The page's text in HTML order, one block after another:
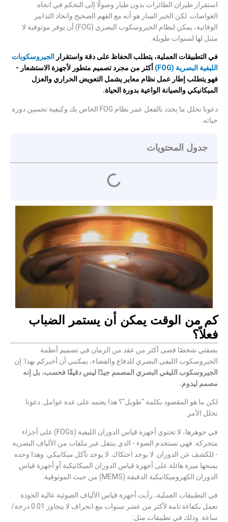
استقرار طيران الطائرات بدون طيار وصولًا إلى التحكم في اتجاه
الغواصات. لكن الخبر السار هو أنه مع الفهم الصحيح واتخاذ التدابير
الوقائية، يمكن لنظام الجيروسكوب البصري (FOG) أن يوفر موثوقية لا
مثيل لها لسنوات طويلة.
في التطبيقات العملية، يتطلب الحفاظ على دقة واستقرار
الجيروسكوبات
الليفية البصرية (FOG)
أكثر من مجرد تصميم متطور لأجهزة الاستشعار -
فهو يتطلب إطار عمل نظام معاير يشمل التعويض الحراري والعزل
الميكانيكي والصيانة الواعية بدورة الحياة.
دعونا نحلل ما يحدد بالفعل عمر نظام FOG الخاص بك وكيفية تحسين دورة
حياته.
جدول المحتويات
كم من الوقت يمكن أن يستمر الضباب
فعلاً؟
بصفتي شخصًا قضى أكثر من عقد من الزمان في تصميم أنظمة
الجيروسكوب الليفي البصري للدفاع والفضاء، يمكنني أن أخبركم بهذا: إن
الجيروسكوب الليفي البصري المصمم جيدًا ليس دقيقًا فحسب، بل إنه
مصمم ليدوم.
لكن ما هو المقصود بكلمة "طويل"؟ هذا يعتمد على عدة عوامل. دعونا
نحلل الأمر.
في جوهرها، لا تحتوي أجهزة قياس الدوران الليفية (FOGs) على أجزاء
متحركة. فهي تستخدم الضوء - الذي ينتقل عبر ملفات من الألياف البصرية
- للكشف عن الدوران. لا يوجد احتكاك. لا يوجد تآكل ميكانيكي. وهذا وحده
يمنحها ميزة هائلة على أجهزة قياس الدوران الميكانيكية أو أجهزة قياس
الدوران الكهروميكانيكية الدقيقة (MEMS) من حيث الموثوقية.
في التطبيقات العملية، رأيت أجهزة قياس الألياف الضوئية عالية الجودة
تعمل بكفاءة تامة لأكثر من عشر سنوات مع انحراف لا يتجاوز 0.01 درجة/
ساعة. وذلك في تطبيقات مثل: